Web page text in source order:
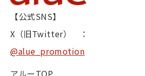
【公式SNS】
X（旧Twitter） ：
@alue_promotion
アルーTOP